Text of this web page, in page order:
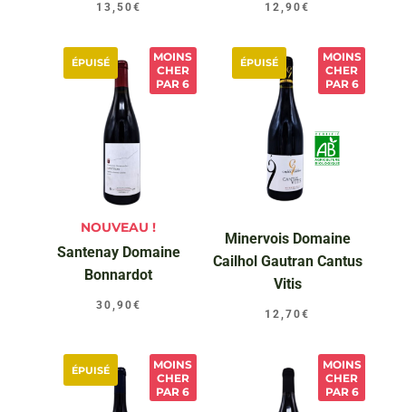
13,50€ 12,90€
MOINS
CHER
PAR 6
ÉPUISÉ
NOUVEAU !
Santenay Domaine
Bonnardot
30,90€
MOINS
CHER
PAR 6
ÉPUISÉ
Minervois Domaine
Cailhol Gautran Cantus
Vitis
12,70€
MOINS
CHER
PAR 6
ÉPUISÉ
MOINS
CHER
PAR 6